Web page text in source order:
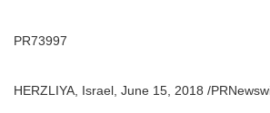
PR73997
HERZLIYA, Israel, June 15, 2018 /